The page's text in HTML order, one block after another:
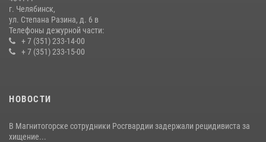
08 июля 2026, 12:05
г. Челябинск,
ул. Степана Разина, д. 6 в
Телефоны дежурной части:
+ 7 (351) 233-14-00
+ 7 (351) 233-15-00
НОВОСТИ
В Магнитогорске сотрудники Росгвардии задержали рецидивиста за
хищение...